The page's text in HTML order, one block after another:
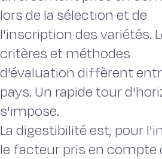
lors de la sélection et de
l'inscription des variétés.
critères et méthodes
d'évaluation diffèrent
pays. Un rapide tour
s'impose.
La digestibilité est, pour
le facteur pris en compte